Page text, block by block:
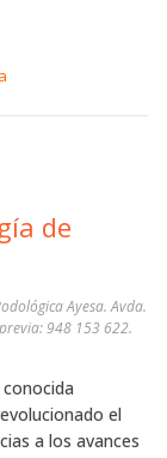
de
Ayesa. Avda.
948 153 622.
el
a los avances